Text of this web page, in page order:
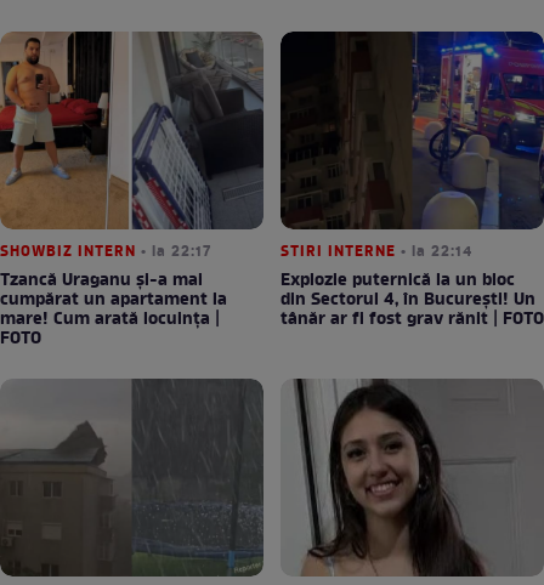
SHOWBIZ INTERN • la 22:17
Tzancă Uraganu și-a mai
cumpărat un apartament la
mare! Cum arată locuința |
FOTO
STIRI INTERNE • la 22:14
Explozie puternică la un bloc
din Sectorul 4, în București! Un
tânăr ar fi fost grav rănit | FOTO